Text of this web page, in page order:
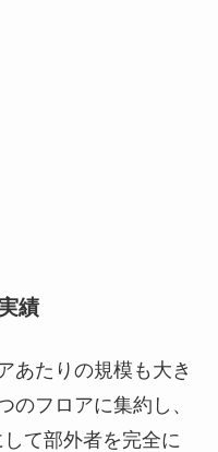
績
あたりの規模も大き
のフロアに集約し、
て部外者を完全に